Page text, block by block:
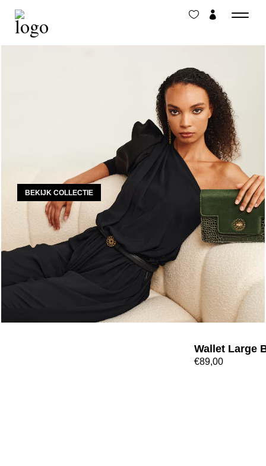
BEKIJK COLLECTIE
Wallet Large
€89,00